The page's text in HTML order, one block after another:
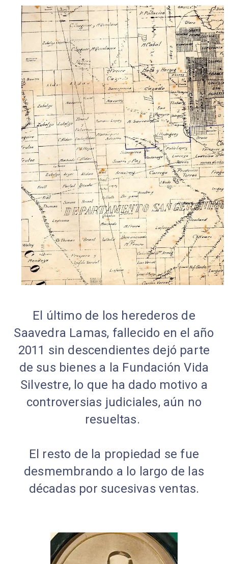
El último de los herederos de
Saavedra Lamas, fallecido en el año
2011 sin descendientes dejó parte
de sus bienes a la Fundación Vida
Silvestre, lo que ha dado motivo a
controversias judiciales, aún no
resueltas.
El resto de la propiedad se fue
desmembrando a lo largo de las
décadas por sucesivas ventas.